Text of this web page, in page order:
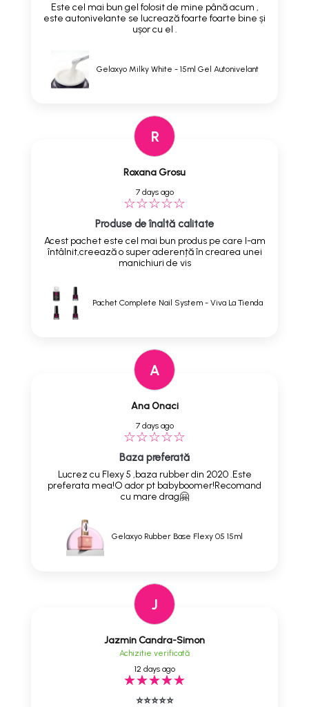
Este cel mai bun gel folosit de mine până acum ,
este autonivelante se lucrează foarte foarte bine și
ușor cu el .
Gelaxyo Milky White - 15ml Gel Autonivelant
R
Roxana Grosu
7 days ago
Produse de înaltă calitate
Acest pachet este cel mai bun produs pe care l-am
întâlnit,creează o super aderență în crearea unei
manichiuri de vis
Pachet Complete Nail System - Viva La Tienda
A
Ana Onaci
7 days ago
Baza preferată
Lucrez cu Flexy 5 ,baza rubber din 2020 .Este
preferata mea!O ador pt babyboomer!Recomand
cu mare drag🤗
Gelaxyo Rubber Base Flexy 05 15ml
J
Jazmin Candra-Simon
Achizitie verificată
12 days ago
⭐⭐⭐⭐⭐